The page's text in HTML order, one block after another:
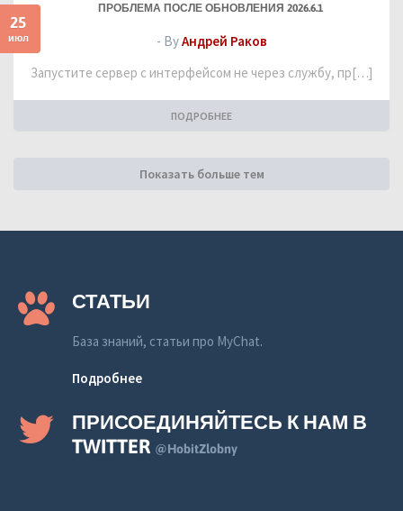
25
июл
ПРОБЛЕМА ПОСЛЕ ОБНОВЛЕНИЯ 2026.6.1
- ByАндрей Раков
Запустите сервер с интерфейсом не через службу, пр[…]
ПОДРОБНЕЕ
Показать больше тем
СТАТЬИ
База знаний, статьи про MyChat.
Подробнее
ПРИСОЕДИНЯЙТЕСЬ К НАМ В
TWITTER @HobitZlobny